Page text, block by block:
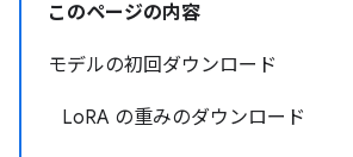
このページの内容
モデルの初回ダウンロード
LoRA の重みのダウンロード